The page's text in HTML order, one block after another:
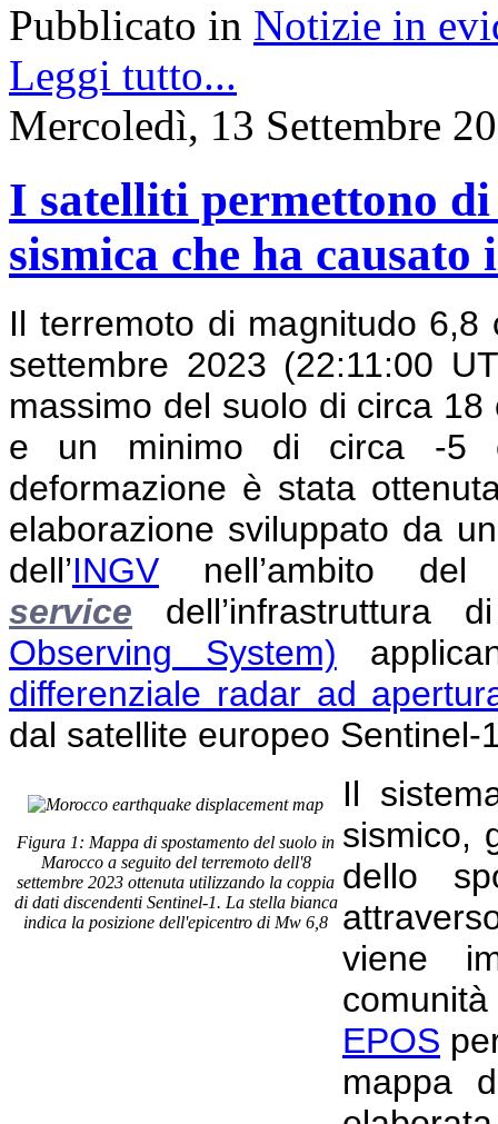
Pubblicato in Notizie in
Leggi tutto...
Mercoledì, 13 Settembre
I satelliti permettono
sismica che ha
Il terremoto di magnitudo 6,8
settembre 2023 (22:11:00
massimo del suolo di circa
e un minimo di circa -5
deformazione è stata
elaborazione sviluppato da
dell’INGV nell’ambito
service
Observing System)
differenziale radar ad
dal satellite europeo Sentinel-
Figura 1: Mappa di spostamento del suolo in
Marocco a seguito del terremoto dell'8
settembre 2023 ottenuta utilizzando la coppia
di dati discendenti Sentinel-1. La stella bianca
indica la posizione dell'epicentro di Mw 6,8
Il
sismico,
dello
viene
EPOS
mappa